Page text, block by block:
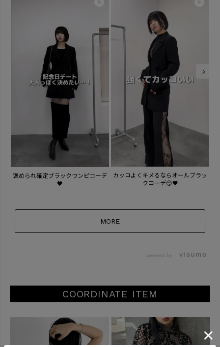
褒められ確定ブラックワンピコーデ
🖤
カッコよくキメるならオールブラッ
クコーデ😏🖤
MORE
powered by
COORDINATE ITEM